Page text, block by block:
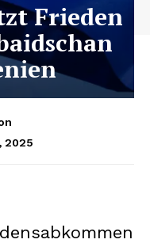
Frieden
2025